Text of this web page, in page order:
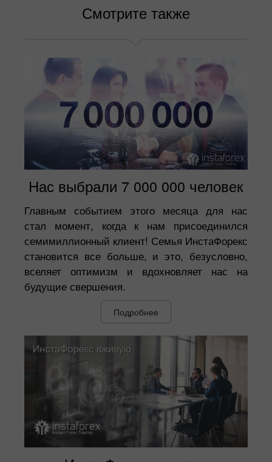
Смотрите также
Нас выбрали 7 000 000 человек
Главным событием этого месяца для нас
стал момент, когда к нам присоединился
семимиллионный клиент! Семья ИнстаФорекс
становится все больше, и это, безусловно,
вселяет оптимизм и вдохновляет нас на
будущие свершения.
Подробнее